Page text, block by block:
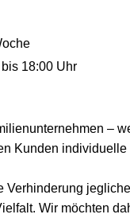
18:00 Uhr
–
Kunden
Verhinderung
Wir möchten